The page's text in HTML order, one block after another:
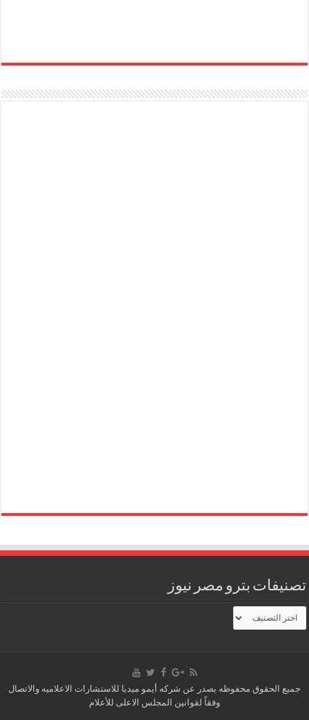
تصنيفات بترو مصر نيوز
تصنيفات
بترو
مصر
جميع الحقوق محفوظه يصدر عن شركه أيمو ميديا للاستشارات الاعلاميه والاتصال
وفقاً لقوانين المجلس الاعلى للأعلام